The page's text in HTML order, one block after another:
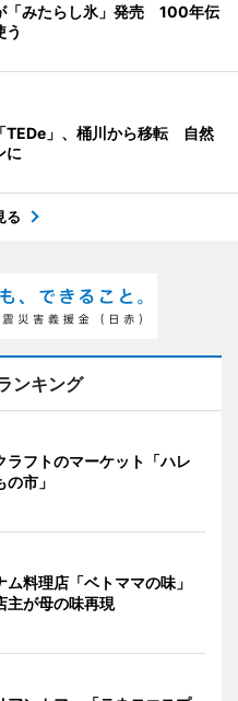
「みたらし氷」発売 100年伝
う
TEDe」、桶川から移転 自然
に
る
ンキング
ラフトのマーケット「ハレ
市」
料理店「ベトママの味」
が母の味再現